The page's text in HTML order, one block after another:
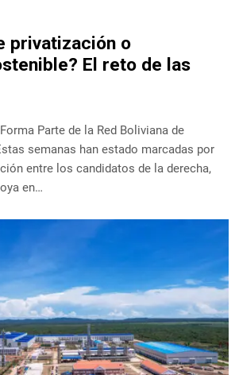
privatización o
El reto de las
Parte de la Red Boliviana de
semanas han estado marcadas por
entre los candidatos de la derecha,
en…